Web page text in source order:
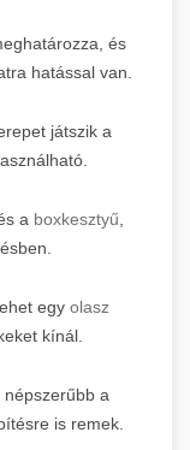
és
hatással van.
játszik a
a boxkesztyű
egy olasz
kínál.
a
is remek.